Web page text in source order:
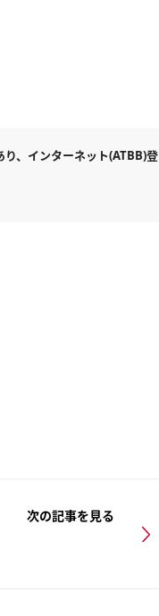
、インターネット(ATBB)登
次の記事を見る